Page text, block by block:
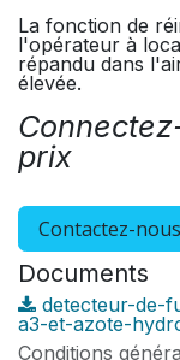
La fonction de
l'opérateur à
répandu dans
élevée.
prix
Contactez-nous
Documents
detecteur-de-
a3-et-azote-
Conditions